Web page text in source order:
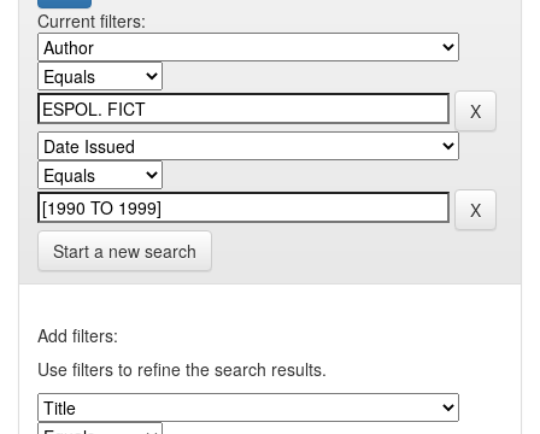
Current filters:
Start a new search
Add filters:
Use filters to refine the search results.